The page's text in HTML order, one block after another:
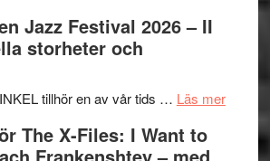
Håkan
Huskvarna
Park
Jazz Festival 2026 – II
storheter och
tillhör en av vår tids … Läs merom
The X-Files: I Want to